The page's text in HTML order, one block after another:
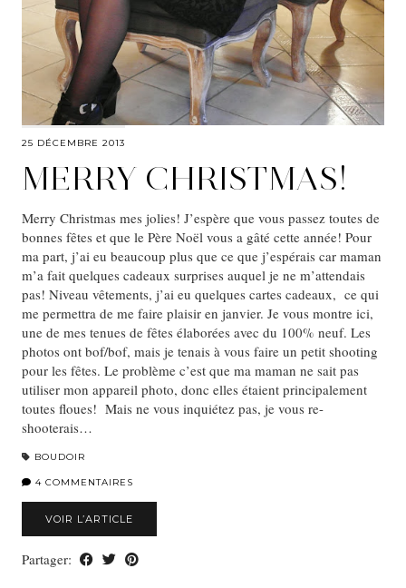
25 DÉCEMBRE 2013
MERRY CHRISTMAS!
Merry Christmas mes jolies! J’espère que vous passez toutes de
bonnes fêtes et que le Père Noël vous a gâté cette année! Pour
ma part, j’ai eu beaucoup plus que ce que j’espérais car maman
m’a fait quelques cadeaux surprises auquel je ne m’attendais
pas! Niveau vêtements, j’ai eu quelques cartes cadeaux, ce qui
me permettra de me faire plaisir en janvier. Je vous montre ici,
une de mes tenues de fêtes élaborées avec du 100% neuf. Les
photos ont bof/bof, mais je tenais à vous faire un petit shooting
pour les fêtes. Le problème c’est que ma maman ne sait pas
utiliser mon appareil photo, donc elles étaient principalement
toutes floues! Mais ne vous inquiétez pas, je vous re-
shooterais…
BOUDOIR
4 COMMENTAIRES
VOIR L’ARTICLE
Partager: